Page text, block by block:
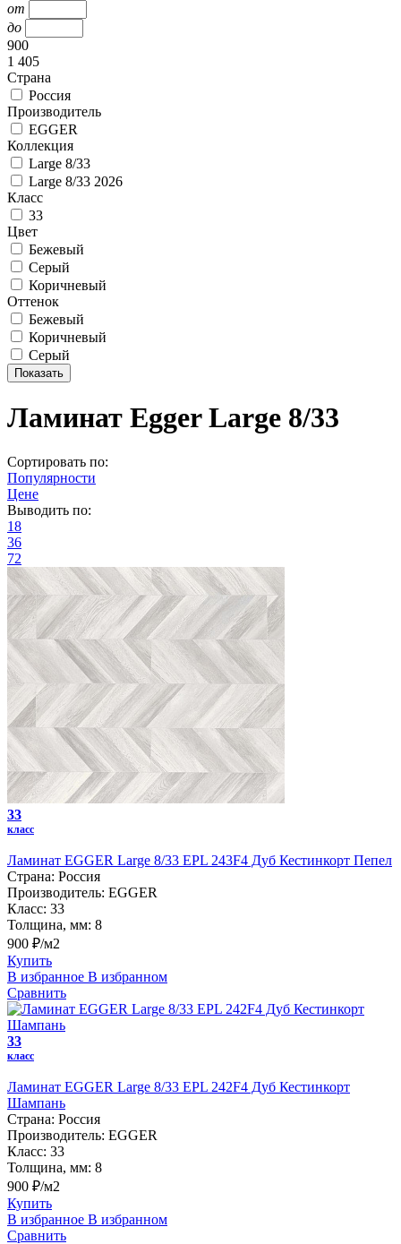
от
до
900
1 405
Страна
Россия
Производитель
EGGER
Коллекция
Large 8/33
Large 8/33 2026
Класс
33
Цвет
Бежевый
Серый
Коричневый
Оттенок
Бежевый
Коричневый
Серый
Ламинат Egger Large 8/33
Сортировать по:
Популярности
Цене
Выводить по:
18
36
72
33
класс
Ламинат EGGER Large 8/33 EPL 243F4 Дуб Кестинкорт Пепел
Страна: Россия
Производитель: EGGER
Класс: 33
Толщина, мм: 8
900 ₽/м2
Купить
В избранное В избранном
Сравнить
33
класс
Ламинат EGGER Large 8/33 EPL 242F4 Дуб Кестинкорт
Шампань
Страна: Россия
Производитель: EGGER
Класс: 33
Толщина, мм: 8
900 ₽/м2
Купить
В избранное В избранном
Сравнить